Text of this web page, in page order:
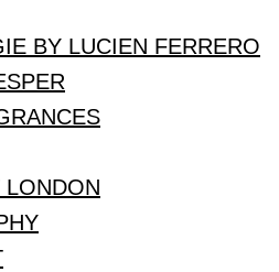
BY LUCIEN FERRERO
LONDON